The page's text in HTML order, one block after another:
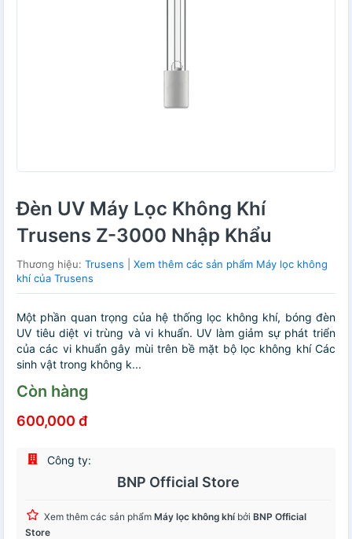
Đèn UV Máy Lọc Không Khí
Trusens Z-3000 Nhập Khẩu
Thương hiệu: Trusens
Xem thêm các sản phẩm Máy lọc không
khí của Trusens
Một phần quan trọng của hệ thống lọc không khí, bóng đèn
UV tiêu diệt vi trùng và vi khuẩn. UV làm giảm sự phát triển
của các vi khuẩn gây mùi trên bề mặt bộ lọc không khí Các
sinh vật trong không k...
Còn hàng
600,000 đ
Công ty:
BNP Official Store
Xem thêm các sản phẩm Máy lọc không khí bởi BNP Official
Store